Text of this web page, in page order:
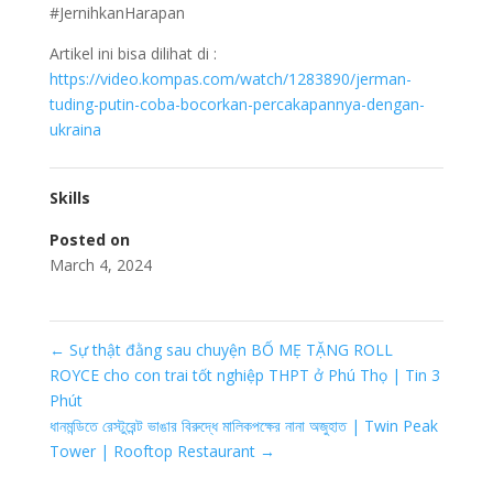
#JernihkanHarapan
Artikel ini bisa dilihat di :
https://video.kompas.com/watch/1283890/jerman-
tuding-putin-coba-bocorkan-percakapannya-dengan-
ukraina
Skills
Posted on
March 4, 2024
← Sự thật đằng sau chuyện BỐ MẸ TẶNG ROLL
ROYCE cho con trai tốt nghiệp THPT ở Phú Thọ | Tin 3
Phút
ধানমন্ডিতে রেস্টুরেন্ট ভাঙার বিরুদ্ধে মালিকপক্ষের নানা অজুহাত | Twin Peak
Tower | Rooftop Restaurant →